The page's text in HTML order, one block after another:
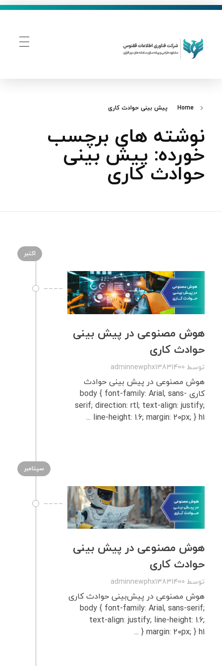
Home پیش‌ بینی حوادث کاری
نوشته های برچسب
خورده: پیش‌ بینی
حوادث کاری
اکتبر
هوش مصنوعی در پیش بینی
حوادث کاری
توسط adminnewphx13831400
هوش مصنوعی در پیش بینی حوادث
کاری body { font-family: Arial, sans-
serif; direction: rtl; text-align: justify;
line-height: 1.6; margin: 20px; } h1 ...
سپتامبر
هوش مصنوعی در پیش بینی
حوادث کاری
توسط adminnewphx13831400
هوش مصنوعی در پیش‌بینی حوادث کاری
body { font-family: Arial, sans-serif;
text-align: justify; line-height: 1.6;
margin: 20px; } h1 { ...